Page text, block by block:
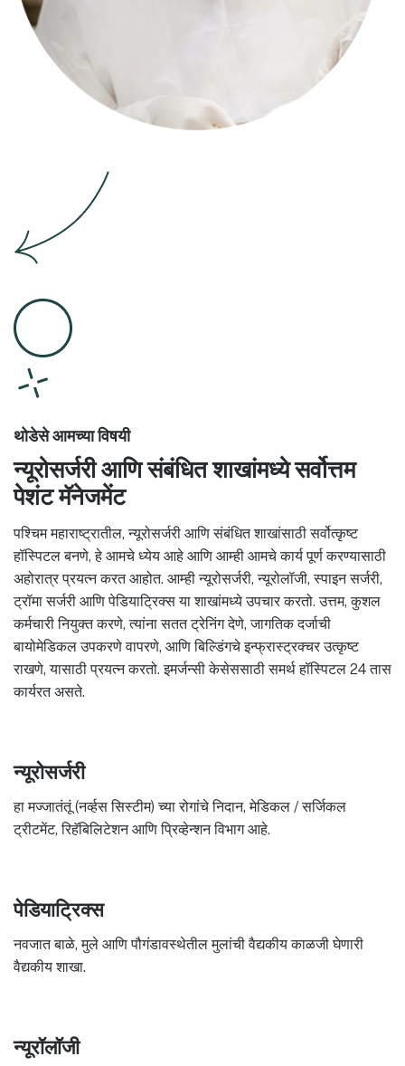
थोडेसे आमच्या विषयी
न्यूरोसर्जरी आणि संबंधित शाखांमध्ये सर्वोत्तम
पेशंट मॅनेजमेंट
पश्चिम महाराष्ट्रातील, न्यूरोसर्जरी आणि संबंधित शाखांसाठी सर्वोत्कृष्ट
हॉस्पिटल बनणे, हे आमचे ध्येय आहे आणि आम्ही आमचे कार्य पूर्ण करण्यासाठी
अहोरात्र प्रयत्न करत आहोत. आम्ही न्यूरोसर्जरी, न्यूरोलॉजी, स्पाइन सर्जरी,
ट्रॉमा सर्जरी आणि पेडियाट्रिक्स या शाखांमध्ये उपचार करतो. उत्तम, कुशल
कर्मचारी नियुक्त करणे, त्यांना सतत ट्रेनिंग देणे, जागतिक दर्जाची
बायोमेडिकल उपकरणे वापरणे, आणि बिल्डिंगचे इन्फ्रास्ट्रक्चर उत्कृष्ट
राखणे, यासाठी प्रयत्न करतो. इमर्जन्सी केसेससाठी समर्थ हॉस्पिटल 24 तास
कार्यरत असते.
न्यूरोसर्जरी
हा मज्जातंतूं (नर्व्हस सिस्टीम) च्या रोगांचे निदान, मेडिकल / सर्जिकल
ट्रीटमेंट, रिहॅबिलिटेशन आणि प्रिव्हेन्शन विभाग आहे.
पेडियाट्रिक्स
नवजात बाळे, मुले आणि पौगंडावस्थेतील मुलांची वैद्यकीय काळजी घेणारी
वैद्यकीय शाखा.
न्यूरॉलॉजी